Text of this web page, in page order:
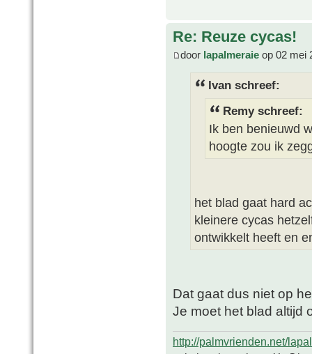
Re: Reuze cycas!
door lapalmeraie op 02 mei
Ivan schreef:
Remy schreef:
Ik ben benieuwd
hoogte zou ik
het blad gaat hard
kleinere cycas
ontwikkelt heeft en
Dat gaat dus niet op
Je moet het blad altijd
http://palmvrienden.net/